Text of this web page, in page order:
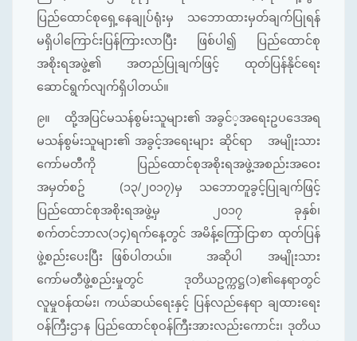
ပြည်ထောင်စုရှေ့နေချုပ်ရုံးမှ သဘောထားမှတ်ချက်ပြုရန်
မရှိပါကြောင်းပြန်ကြားလာပြီး ဖြစ်ပါ၍ ပြည်ထောင်စု
အစိုးရအဖွဲ့၏ အတည်ပြုချက်ဖြင့် ထုတ်ပြန်နိုင်ရေး
ဆောင်ရွက်လျက်ရှိပါတယ်။
၉။
ထို့အပြင်မသန်စွမ်းသူများ၏ အခွင်‌့အရေးဥပဒေအရ
မသန်စွမ်းသူများ၏ အခွင့်အရေးများ ဆိုင်ရာ အမျိုးသား
ကော်မတီကို ပြည်ထောင်စုအစိုးရအဖွဲ့အစည်းအဝေး
အမှတ်စဥ် (၁၃/၂၀၁၇)မှ သဘောတူခွင့်ပြုချက်ဖြင့်
ပြည်ထောင်စုအစိုးရအဖွဲ့မှ ၂၀၁၇ ခုနှစ်၊
စက်တင်ဘာလ(၁၄)ရက်နေ့တွင် အမိန့်ကြော်ငြာစာ ထုတ်ပြန်
ဖွဲ့စည်းပေးပြီး ဖြစ်ပါတယ်။ အဆိုပါ အမျိုးသား
ကော်မတီဖွဲ့စည်းမှုတွင် ဒုတိယဥက္ကဋ္ဌ(၁)၏နေရာတွင်
လူမှုဝန်ထမ်း၊ ကယ်ဆယ်ရေးနှင့် ပြန်လည်နေရာ ချထားရေး
ဝန်ကြီးဌာန ပြည်ထောင်စုဝန်ကြီးအားလည်းကောင်း၊ ဒုတိယ